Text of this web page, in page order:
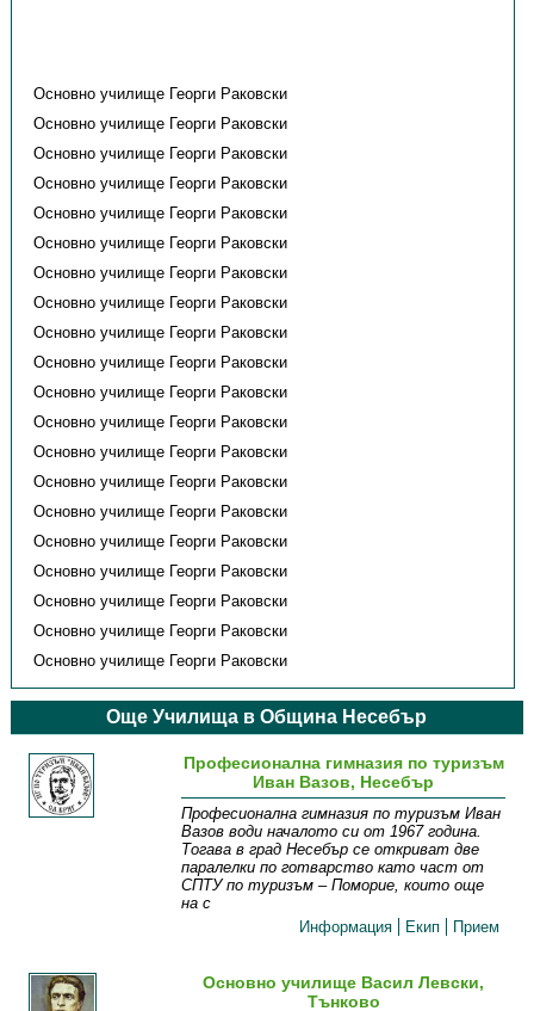
Основно училище Георги Раковски
Основно училище Георги Раковски
Основно училище Георги Раковски
Основно училище Георги Раковски
Основно училище Георги Раковски
Основно училище Георги Раковски
Основно училище Георги Раковски
Основно училище Георги Раковски
Основно училище Георги Раковски
Основно училище Георги Раковски
Основно училище Георги Раковски
Основно училище Георги Раковски
Основно училище Георги Раковски
Основно училище Георги Раковски
Основно училище Георги Раковски
Основно училище Георги Раковски
Основно училище Георги Раковски
Основно училище Георги Раковски
Основно училище Георги Раковски
Основно училище Георги Раковски
Още Училища в Община Несебър
Професионална гимназия по туризъм
Иван Вазов, Несебър
Професионална гимназия по туризъм Иван
Вазов води началото си от 1967 година.
Тогава в град Несебър се откриват две
паралелки по готварство като част от
СПТУ по туризъм – Поморие, които още
на с
Информация
Екип Прием
Основно училище Васил Левски,
Тънково